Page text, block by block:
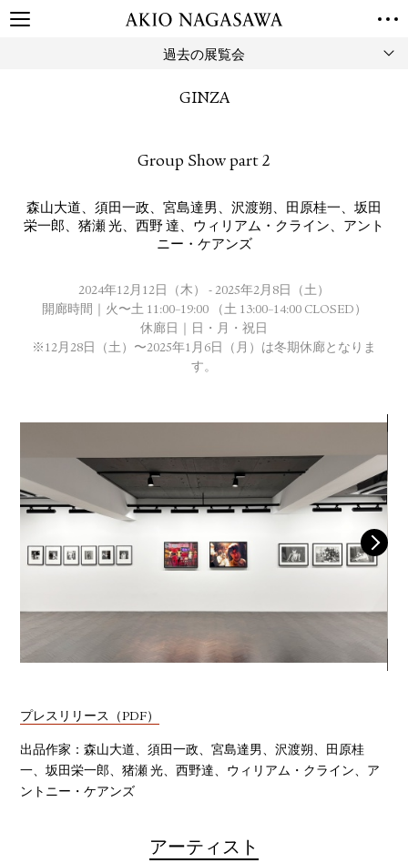
過去の展覧会
GINZA
Group Show part 2
森山大道 、 須田一政、 宮島達男 、 沢渡朔 、 田原桂一 、 坂田
栄一郎 、 猪瀬 光、 西野 達 、 ウィリアム・クライン 、
アント
ニー・ケアンズ
2024年12月12日（木） - 2025年2月8日（土）
開廊時間｜火〜土 11:00–19:00 （土 13:00–14:00 CLOSED）
休廊日｜日・月・祝日
※12月28日（土）〜2025年1月6日（月）は冬期休廊となりま
す。
プレスリリース（PDF）
出品作家：森山大道、須田一政、宮島達男、沢渡朔、田原桂
一、坂田栄一郎、猪瀬 光、西野達、ウィリアム・クライン、ア
ントニー・ケアンズ
アーティスト
PUBLISHING
NEWS
PRIVACY POLICY
INSTAGRAM
GALLERY
PUBLISHING